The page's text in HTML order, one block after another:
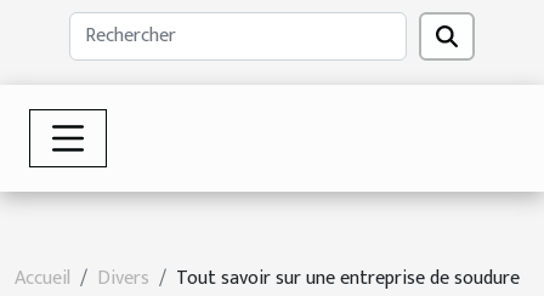
Accueil Divers Tout savoir sur une entreprise de soudure